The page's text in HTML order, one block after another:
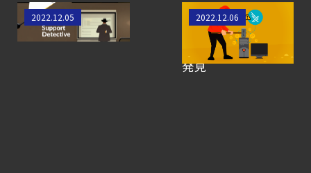
第4回： Sysdig・
JP1・
Illumio連携における自動隔離検証
カスタマーサポー
ト探偵の一日
2022.12.05
PRootを用いたクリ
プトマイニングの
新しいBYOF手法を
発見
2022.12.06